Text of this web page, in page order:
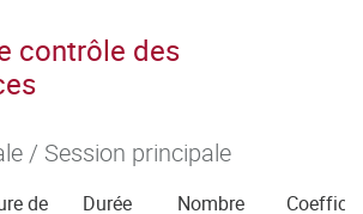
contrôle des
/ Session principale
de
Durée
Nombre